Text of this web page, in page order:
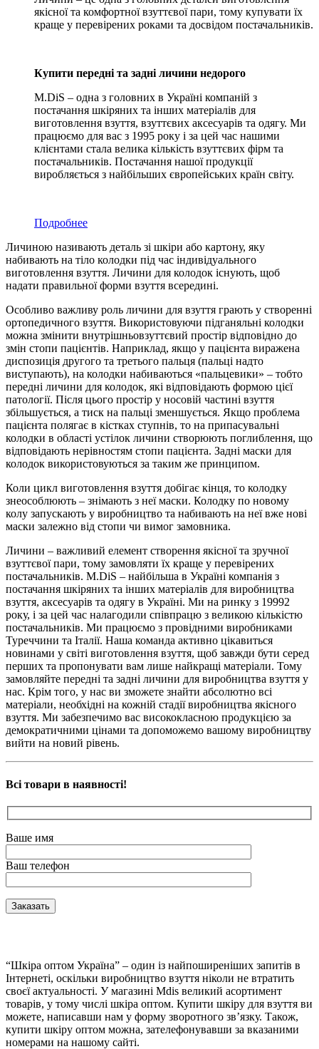
якісної та комфортної взуттєвої пари, тому купувати їх
краще у перевірених роками та досвідом постачальників.
Купити передні та задні личини недорого
M.DiS – одна з головних в Україні компаній з
постачання шкіряних та інших матеріалів для
виготовлення взуття, взуттєвих аксесуарів та одягу. Ми
працюємо для вас з 1995 року і за цей час нашими
клієнтами стала велика кількість взуттєвих фірм та
постачальників. Постачання нашої продукції
виробляється з найбільших європейських країн світу.
Подробнее
Личиною називають деталь зі шкіри або картону, яку
набивають на тіло колодки під час індивідуального
виготовлення взуття. Личини для колодок існують, щоб
надати правильної форми взуття всередині.
Особливо важливу роль личини для взуття грають у створенні
ортопедичного взуття. Використовуючи підганяльні колодки
можна змінити внутрішньовзуттєвий простір відповідно до
змін стопи пацієнтів. Наприклад, якщо у пацієнта виражена
диспозиція другого та третього пальця (пальці надто
виступають), на колодки набиваються «пальцевики» – тобто
передні личини для колодок, які відповідають формою цієї
патології. Після цього простір у носовій частині взуття
збільшується, а тиск на пальці зменшується. Якщо проблема
пацієнта полягає в кістках ступнів, то на припасувальні
колодки в області устілок личини створюють поглиблення, що
відповідають нерівностям стопи пацієнта. Задні маски для
колодок використовуються за таким же принципом.
Коли цикл виготовлення взуття добігає кінця, то колодку
знеособлюють – знімають з неї маски. Колодку по новому
колу запускають у виробництво та набивають на неї вже нові
маски залежно від стопи чи вимог замовника.
Личини – важливий елемент створення якісної та зручної
взуттєвої пари, тому замовляти їх краще у перевірених
постачальників. M.DiS – найбільша в Україні компанія з
постачання шкіряних та інших матеріалів для виробництва
взуття, аксесуарів та одягу в Україні. Ми на ринку з 19992
року, і за цей час налагодили співпрацю з великою кількістю
постачальників. Ми працюємо з провідними виробниками
Туреччини та Італії. Наша команда активно цікавиться
новинами у світі виготовлення взуття, щоб завжди бути серед
перших та пропонувати вам лише найкращі матеріали. Тому
замовляйте передні та задні личини для виробництва взуття у
нас. Крім того, у нас ви зможете знайти абсолютно всі
матеріали, необхідні на кожній стадії виробництва якісного
взуття. Ми забезпечимо вас висококласною продукцією за
демократичними цінами та допоможемо вашому виробництву
вийти на новий рівень.
Всі товари в наявності!
Ваше имя
Ваш телефон
“Шкіра оптом Україна” – один із найпоширеніших запитів в
Інтернеті, оскільки виробництво взуття ніколи не втратить
своєї актуальності. У магазині Mdis великий асортимент
товарів, у тому числі шкіра оптом. Купити шкіру для взуття ви
можете, написавши нам у форму зворотного зв’язку. Також,
купити шкіру оптом можна, зателефонувавши за вказаними
номерами на нашому сайті.